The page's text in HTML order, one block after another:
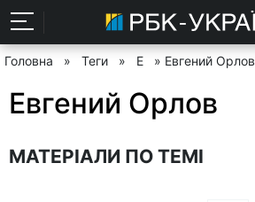
Головна » Теги » Е » Евгений Орлов
Евгений Орлов
МАТЕРІАЛИ ПО ТЕМІ